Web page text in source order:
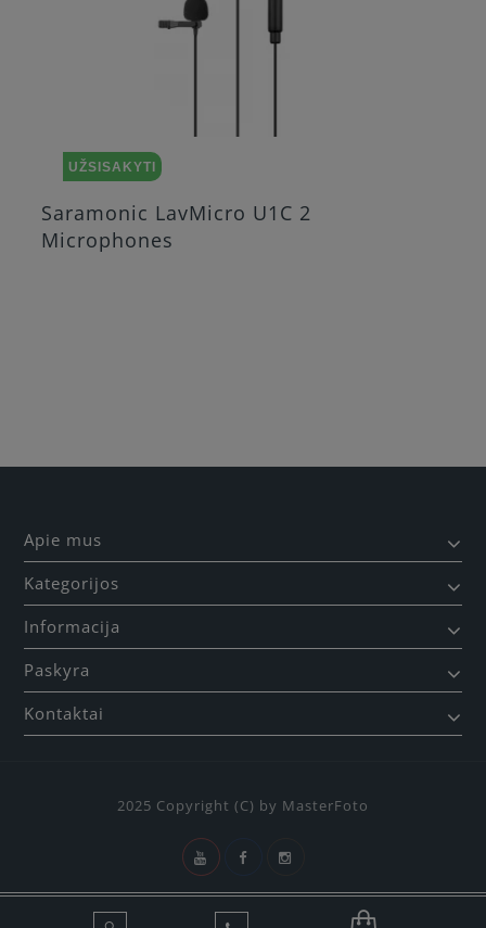
UŽSISAKYTI
Saramonic LavMicro U1C 2
Microphones
Apie mus
Kategorijos
Informacija
Paskyra
Kontaktai
2025 Copyright (C) by MasterFoto